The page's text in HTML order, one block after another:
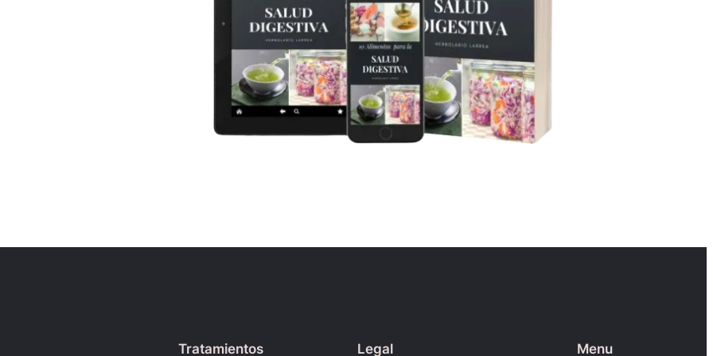
Tratamientos Legal Menu